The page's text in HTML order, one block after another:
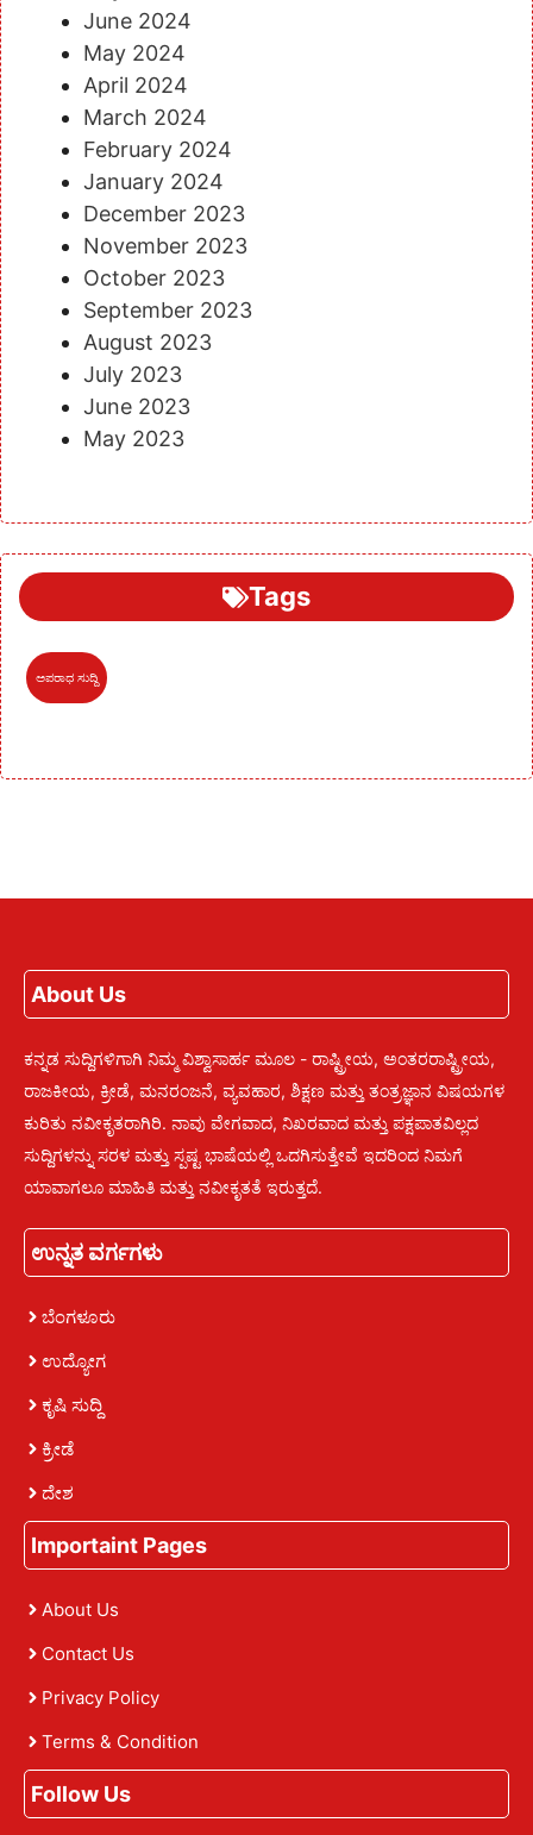
June 2024
May 2024
April 2024
March 2024
February 2024
January 2024
December 2023
November 2023
October 2023
September 2023
August 2023
July 2023
June 2023
May 2023
Tags
ಅಪರಾಧ ಸುದ್ದಿ
About Us
ಕನ್ನಡ ಸುದ್ದಿಗಳಿಗಾಗಿ ನಿಮ್ಮ ವಿಶ್ವಾಸಾರ್ಹ ಮೂಲ - ರಾಷ್ಟ್ರೀಯ, ಅಂತರರಾಷ್ಟ್ರೀಯ,
ರಾಜಕೀಯ, ಕ್ರೀಡೆ, ಮನರಂಜನೆ, ವ್ಯವಹಾರ, ಶಿಕ್ಷಣ ಮತ್ತು ತಂತ್ರಜ್ಞಾನ ವಿಷಯಗಳ
ಕುರಿತು ನವೀಕೃತರಾಗಿರಿ. ನಾವು ವೇಗವಾದ, ನಿಖರವಾದ ಮತ್ತು ಪಕ್ಷಪಾತವಿಲ್ಲದ
ಸುದ್ದಿಗಳನ್ನು ಸರಳ ಮತ್ತು ಸ್ಪಷ್ಟ ಭಾಷೆಯಲ್ಲಿ ಒದಗಿಸುತ್ತೇವೆ ಇದರಿಂದ ನಿಮಗೆ
ಯಾವಾಗಲೂ ಮಾಹಿತಿ ಮತ್ತು ನವೀಕೃತತೆ ಇರುತ್ತದೆ.
ಉನ್ನತ ವರ್ಗಗಳು
ಬೆಂಗಳೂರು
ಉದ್ಯೋಗ
ಕೃಷಿ ಸುದ್ದಿ
ಕ್ರೀಡೆ
ದೇಶ
Importaint Pages
About Us
Contact Us
Privacy Policy
Terms & Condition
Follow Us